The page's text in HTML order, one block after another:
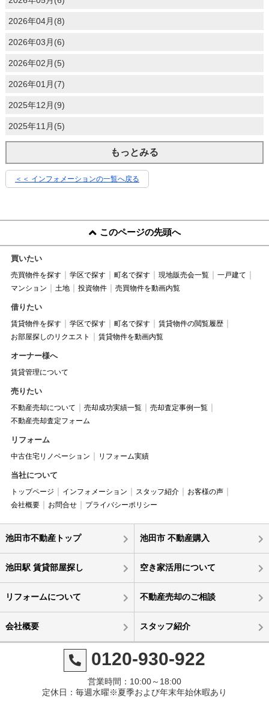
2026年04月(8)
2026年03月(6)
2026年02月(5)
2026年01月(7)
2025年12月(9)
2025年11月(5)
もっとみる
＜＜ インフォメーションの一覧へ戻る
このページの先頭へ
買いたい
売買物件を探す 学区で探す 町名で探す 現地販売会一覧
一戸建て
マンション
土地 投資物件 売買物件を動画内覧
借りたい
賃貸物件を探す 学区で探す 町名で探す
賃貸物件の閲覧履歴
お部屋探しのリクエスト
賃貸物件を動画内覧
オーナー様へ
賃貸管理について
売りたい
不動産売却について 売却成功実績一覧
売却査定事例一覧
不動産売却査定フォーム
リフォーム
中古住宅リノベーション リフォーム実績
当社について
トップページ インフォメーション スタッフ紹介
お客様の声
会社概要
お問合せ プライバシーポリシー
池田市不動産トップ 池田市 不動産購入
池田駅 賃貸部屋探し 空き家活用について
リフォームについて 不動産売却のご相談
会社概要 スタッフ紹介
0120-930-922
営業時間：10:00～18:00
定休日：毎週水曜※夏季および年末年始休暇あり